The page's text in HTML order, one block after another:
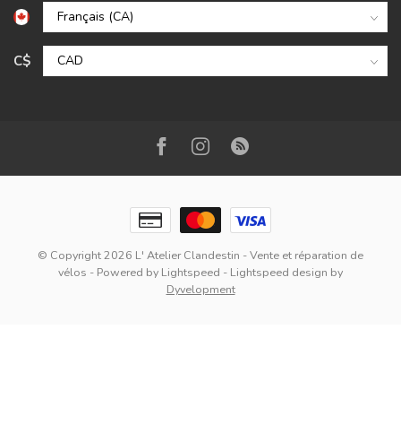
C$
© Copyright 2026 L' Atelier Clandestin - Vente et réparation de
vélos - Powered by Lightspeed - Lightspeed design by
Dyvelopment